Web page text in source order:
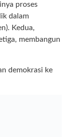
proses
dalam
Kedua,
membangun
demokrasi ke